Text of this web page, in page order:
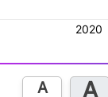
A A